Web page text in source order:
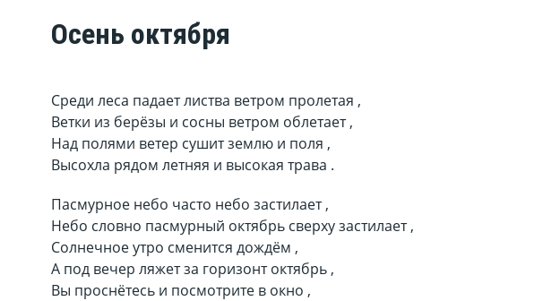
Осень октября
Среди леса падает листва ветром пролетая ,
Ветки из берёзы и сосны ветром облетает ,
Над полями ветер сушит землю и поля ,
Высохла рядом летняя и высокая трава .
Пасмурное небо часто небо застилает ,
Небо словно пасмурный октябрь сверху застилает ,
Солнечное утро сменится дождём ,
А под вечер ляжет за горизонт октябрь ,
Вы проснётесь и посмотрите в окно ,